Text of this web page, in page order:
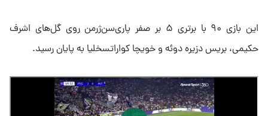
این بازی ۹۰ با برتری ۵ بر صفر پاری‌سن‌ژرمن روی گل‌های اشرف
حکیمی، بریس دزیره دوئه و خویچا کواراتسخلیا به پایان رسید.